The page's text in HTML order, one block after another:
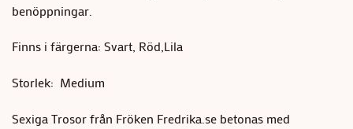
benöppningar.
Finns i färgerna: Svart, Röd,Lila
Storlek: Medium
Sexiga Trosor från Fröken Fredrika.se betonas med